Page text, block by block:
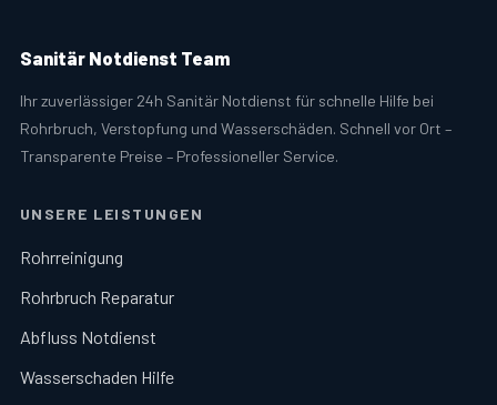
Sanitär Notdienst Team
Ihr zuverlässiger 24h Sanitär Notdienst für schnelle Hilfe bei
Rohrbruch, Verstopfung und Wasserschäden. Schnell vor Ort –
Transparente Preise – Professioneller Service.
UNSERE LEISTUNGEN
Rohrreinigung
Rohrbruch Reparatur
Abfluss Notdienst
Wasserschaden Hilfe